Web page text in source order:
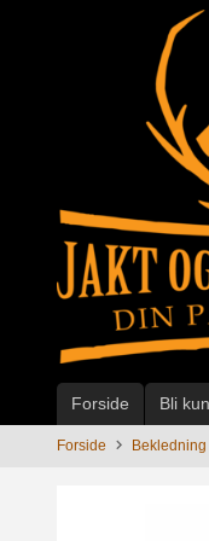
Forside Bli
Forside Bekledning